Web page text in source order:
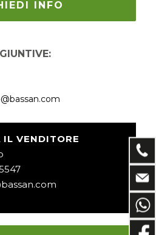
INFO
IL VENDITORE